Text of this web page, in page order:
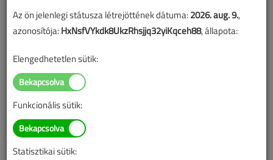
Lapszám:
Az ön jelenlegi státusza létrejöttének dátuma:2026. aug. 9.,
azonosítója:HxNsfVYkdk8UkzRhsjjq32yiKqceh88, állapota:
Elengedhetetlen sütik:
Funkcionális sütik:
Statisztikai sütik: